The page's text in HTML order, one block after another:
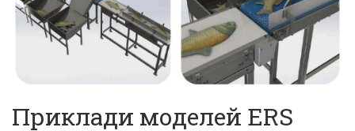
Приклади моделей ERS